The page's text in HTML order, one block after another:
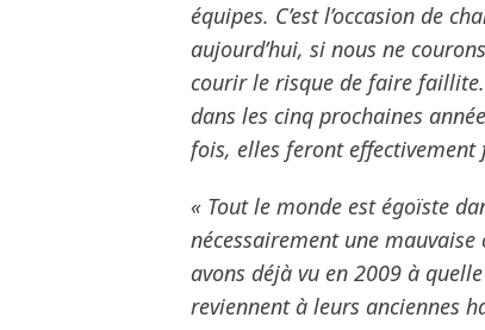
équipes. C’est l’occasion de
aujourd’hui, si nous ne
courir le risque de faire
dans les cinq prochaines
fois, elles feront effectivement
« Tout le monde est égoïste
nécessairement une
avons déjà vu en 2009 à
reviennent à leurs anciennes